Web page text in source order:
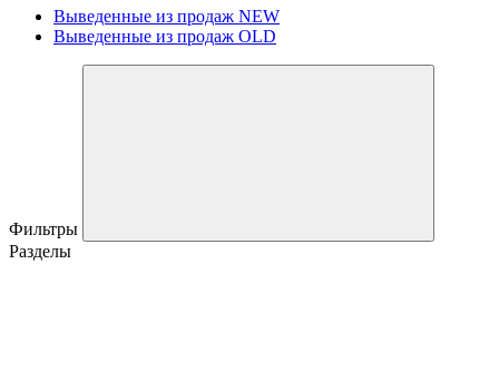
Выведенные из продаж NEW
Выведенные из продаж OLD
Фильтры
Разделы